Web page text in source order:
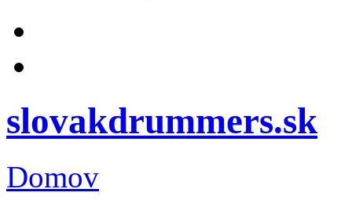
slovakdrummers.sk
Domov